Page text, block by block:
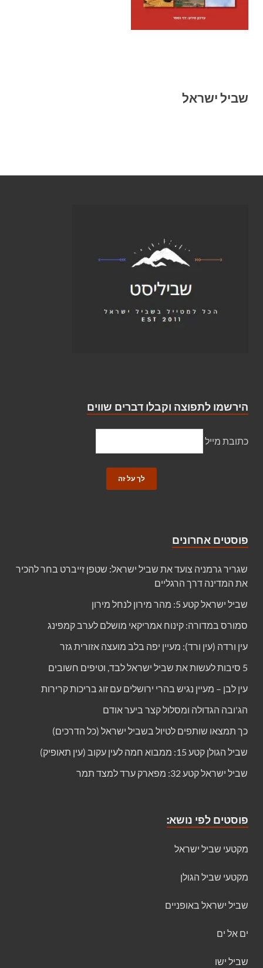
שביל ישראל
הירשמו לתפוצה וקבלו דברים שווים
כתובת מייל
פוסטים אחרונים
שגריר גרמניה צועד את שביל ישראל: שטפן זייברט בחר להכיר
את המדינה דרך הרגליים
שביל ישראל קטע 5: מהר מירון לנחל מירון
סמורס במדורה: קינוח אמריקאי מושלם לערב קמפינג
עין ורדה (עין ורד): מעיין יפה בלב מועצה אזורית גזר
5 סיבות לעשות את שביל ישראל לבד, וטיפים חשובים
עין לבן – מעיין נגיש בהרי ירושלים עם זוג בריכות קרירות
הג'ובה הגדולה ומסלול קצר ביער אודם
כך תמצאו שותפים לטיול בשביל ישראל (כל הדרכים)
שביל הגולן קטע 15: ממבוא חמה לעין עקוב (עין תאופיק)
שביל ישראל קטע 32: מפארק ערד למצד תמר
פוסטים לפי נושא:
מקטעי שביל ישראל
מקטעי שביל הגולן
שביל ישראל באופניים
ים אל ים
שביל ישו